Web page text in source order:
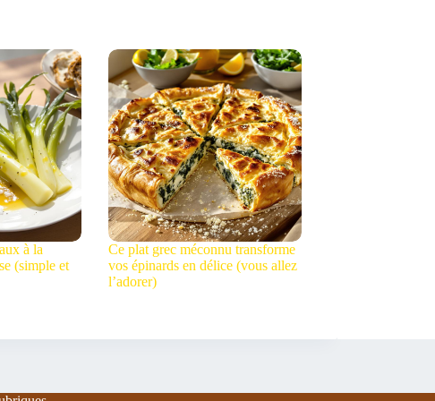
à la
(simple et
Ce plat grec méconnu transforme
vos épinards en délice (vous allez
l’adorer)